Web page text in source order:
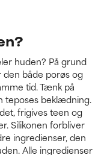
huden? På grund
både porøs og
tid. Tænk på
teposes beklædning.
frigives teen og
Silikonen forbliver
ingredienser, den
Alle ingredienser